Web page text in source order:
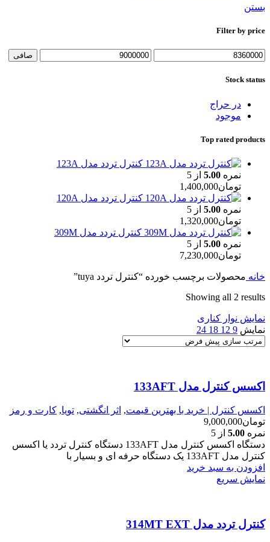
بستن
Filter by price
حداقل
حداكثر
صافی
Stock status
در حراج
موجود
Top rated products
کنترل تردد مدل 123A
نمره 5.00 از 5
تومان1,400,000
کنترل تردد مدل 120A
نمره 5.00 از 5
تومان1,320,000
کنترل تردد مدل 309M
نمره 5.00 از 5
تومان7,230,000
خانه محصولات برچسب خورده “کنترل تردد tuya”
Showing all 2 results
نمایش نوار کناری
نمایش 9
12
18
24
اکسس کنترل مدل 133AFT
اکسس کنترل | خرید با بهترین قیمت, اثر انگشتی, تویا, کارت و رمز
تومان9,000,000
نمره 5.00 از 5
دستگاه اکسس کنترل مدل 133AFT دستگاه کنترل تردد یا اکسس
کنترل مدل 133AFT یک دستگاه حرفه ای و بسیار با
افزودن به سبد خرید
نمایش سریع
کنترل تردد مدل 314MT EXT